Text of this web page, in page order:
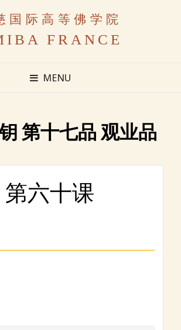
国际高等佛学院
FRANCE
MENU
第十七品 观业品
第六十课